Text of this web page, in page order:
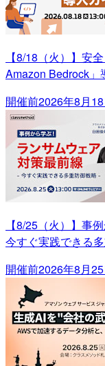
【8/18（火）】安
Amazon Bedrock」
開催前2026年8月
【8/25（火）】事
今すぐ実践できる
開催前2026年8月